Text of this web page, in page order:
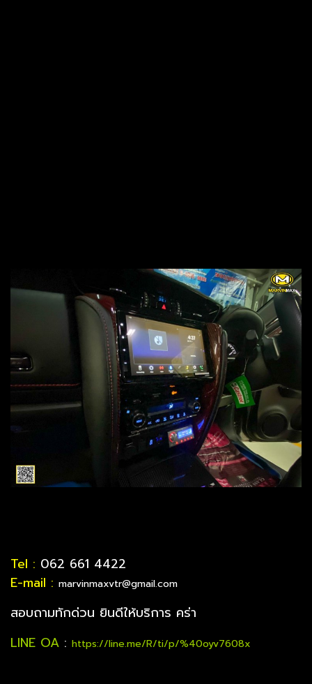
Tel : 062 661 4422
E-mail : marvinmaxvtr@gmail.com
สอบถามทักด่วน ยินดีให้บริการ คร่า
LINE OA : https://line.me/R/ti/p/%40oyv7608x